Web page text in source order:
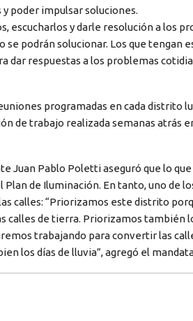
poder impulsar soluciones.
escucharlos y darle resolución a los
se podrán solucionar. Los que tengan
dar respuestas a los problemas
programadas en cada distrito
de trabajo realizada semanas atrás
Juan Pablo Poletti aseguró que lo
de Iluminación. En tanto, uno de
calles: “Priorizamos este distrito
calles de tierra. Priorizamos también
trabajando para convertir las
los días de lluvia”, agregó el